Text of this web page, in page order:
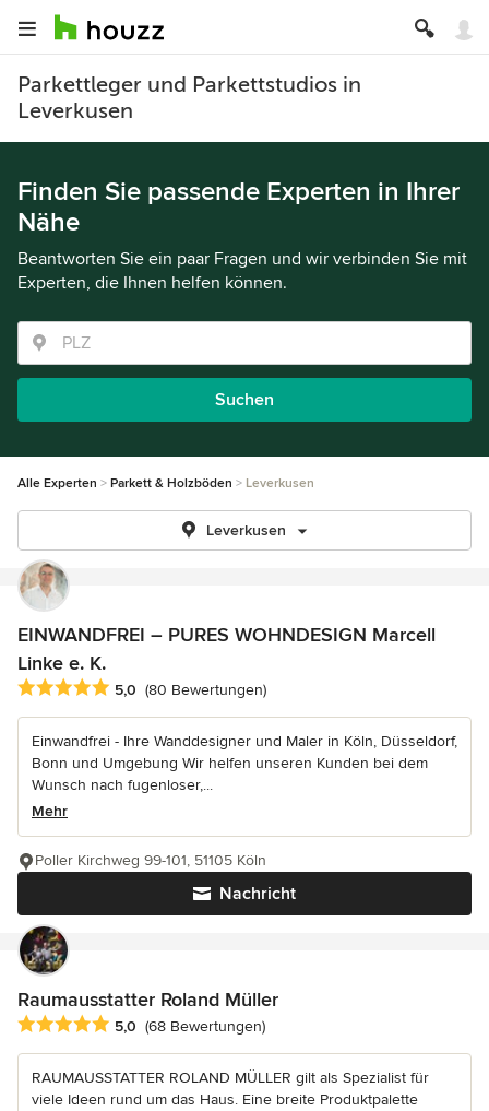
Parkettleger und Parkettstudios in
Leverkusen
Finden Sie passende Experten in Ihrer
Nähe
Beantworten Sie ein paar Fragen und wir verbinden Sie mit
Experten, die Ihnen helfen können.
Suchen
Alle Experten Parkett & Holzböden Leverkusen
Leverkusen
EINWANDFREI – PURES WOHNDESIGN Marcell
Linke e. K.
Durchschnittliche Bewertung: 5 von 5 Sternen
5,0 (80 Bewertungen)
Einwandfrei - Ihre Wanddesigner und Maler in Köln, Düsseldorf,
Bonn und Umgebung Wir helfen unseren Kunden bei dem
Wunsch nach fugenloser,...
Mehr
Nachricht
Poller Kirchweg 99-101, 51105 Köln
Raumausstatter Roland Müller
Durchschnittliche Bewertung: 5 von 5 Sternen
5,0 (68 Bewertungen)
RAUMAUSSTATTER ROLAND MÜLLER gilt als Spezialist für
viele Ideen rund um das Haus. Eine breite Produktpalette